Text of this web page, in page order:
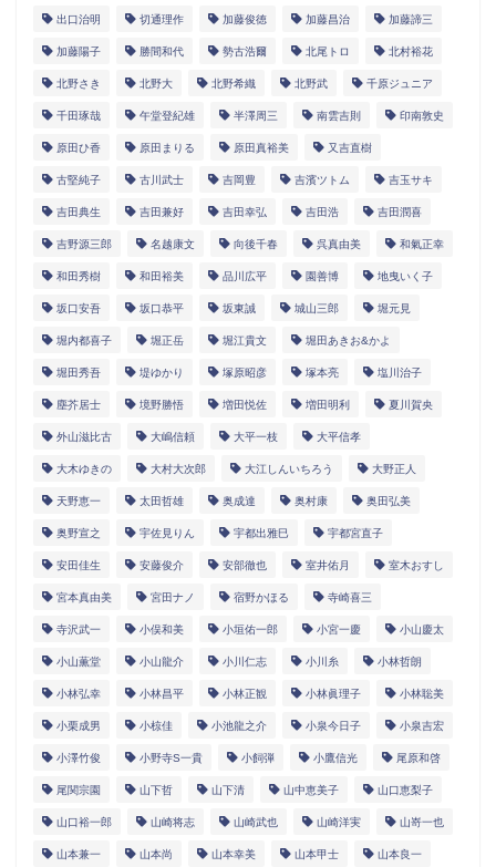
出口治明 切通理作 加藤俊徳 加藤昌治 加藤諦三
加藤陽子 勝間和代 勢古浩爾 北尾トロ 北村裕花
北野さき 北野大 北野希織 北野武 千原ジュニア
千田琢哉 午堂登紀雄 半澤周三 南雲吉則 印南敦史
原田ひ香 原田まりる 原田真裕美 又吉直樹
古堅純子 古川武士 吉岡豊 吉濱ツトム 吉玉サキ
吉田典生 吉田兼好 吉田幸弘 吉田浩 吉田潤喜
吉野源三郎 名越康文 向後千春 呉真由美 和氣正幸
和田秀樹 和田裕美 品川広平 園善博 地曳いく子
坂口安吾 坂口恭平 坂東誠 城山三郎 堀元見
堀内都喜子 堀正岳 堀江貴文 堀田あきお&かよ
堀田秀吾 堤ゆかり 塚原昭彦 塚本亮 塩川治子
塵芥居士 境野勝悟 増田悦佐 増田明利 夏川賀央
外山滋比古 大嶋信頼 大平一枝 大平信孝
大木ゆきの 大村大次郎 大江しんいちろう 大野正人
天野恵一 太田哲雄 奥成達 奥村康 奥田弘美
奥野宣之 宇佐見りん 宇都出雅巳 宇都宮直子
安田佳生 安藤俊介 安部徹也 室井佑月 室木おすし
宮本真由美 宮田ナノ 宿野かほる 寺崎喜三
寺沢武一 小俣和美 小垣佑一郎 小宮一慶 小山慶太
小山薫堂 小山龍介 小川仁志 小川糸 小林哲朗
小林弘幸 小林昌平 小林正観 小林眞理子 小林聡美
小栗成男 小椋佳 小池龍之介 小泉今日子 小泉吉宏
小澤竹俊 小野寺S一貴 小飼弾 小鷹信光 尾原和啓
尾関宗園 山下哲 山下清 山中恵美子 山口恵梨子
山口裕一郎 山崎将志 山崎武也 山崎洋実 山嵜一也
山本兼一 山本尚 山本幸美 山本甲士 山本良一